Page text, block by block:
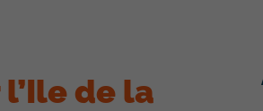
de la